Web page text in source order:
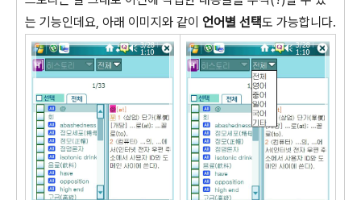
는 기능인데요, 아래 이미지와 같이 언어별 선택도 가능합니다.